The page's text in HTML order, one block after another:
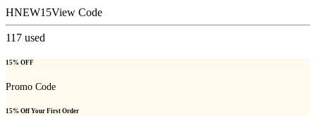
HNEW15View Code
117 used
15% OFF
Promo Code
15% Off Your First Order